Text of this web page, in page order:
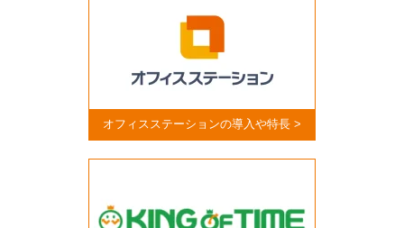
オフィスステーションの導入や特長 >